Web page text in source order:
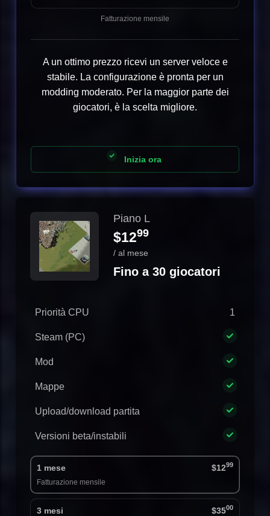
Fatturazione mensile
A un ottimo prezzo ricevi un server veloce e
stabile. La configurazione è pronta per un
modding moderato. Per la maggior parte dei
giocatori, è la scelta migliore.
Inizia ora
Piano L
$1299
/ al mese
Fino a 30 giocatori
Priorità CPU 1
Steam (PC)
Mod
Mappe
Upload/download partita
Versioni beta/instabili
1 mese $1299
Fatturazione mensile
3 mesi $3500